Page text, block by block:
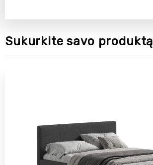
Sukurkite savo produktą